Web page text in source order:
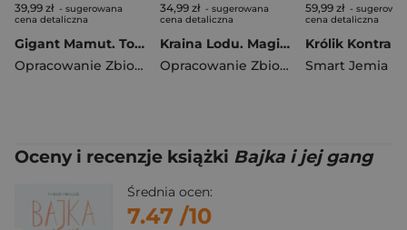
39,99 zł - sugerowana
cena detaliczna
Gigant Mamut. Tom 2/2026. Za kilka dolarów więcej
Opracowanie Zbiorowe
34,99 zł - sugerowana
cena detaliczna
Kraina Lodu. Magiczny świat Disneya w komiksie
Opracowanie Zbiorowe
59,99 zł -
cena detaliczna
Smart Jemia
Oceny i recenzje książki Bajka i jej gang
Średnia ocen:
7.47 /10